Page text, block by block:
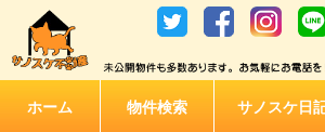
ホーム 物件検索 サノスケ日